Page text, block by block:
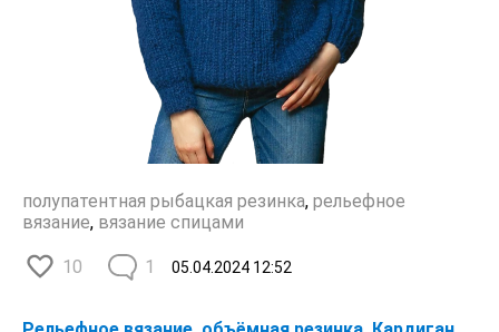
полупатентная рыбацкая резинка, рельефное
вязание, вязание спицами
10 05.04.2024 12:52
1